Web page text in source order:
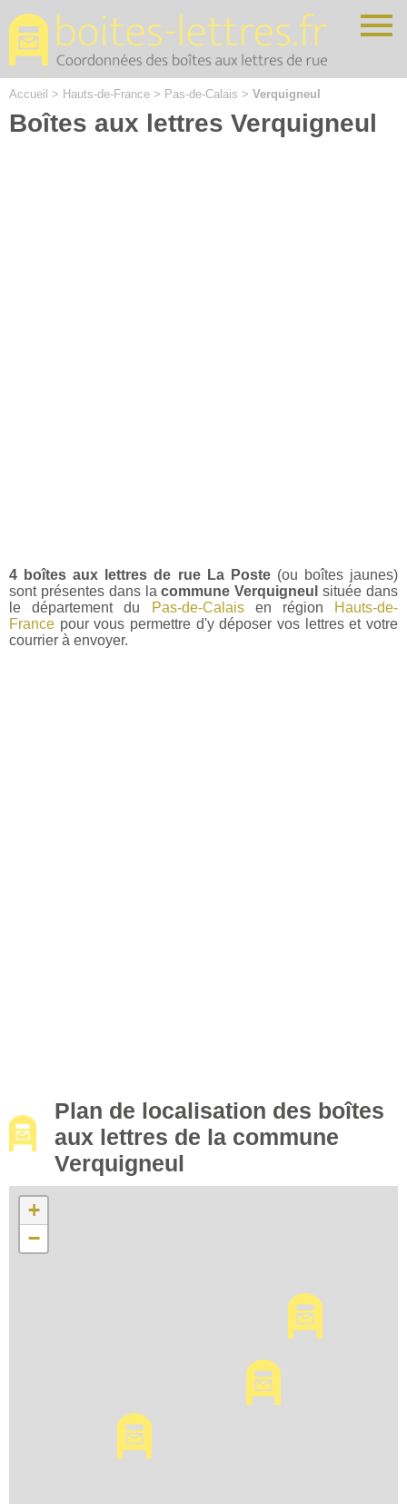
Accueil > Hauts-de-France > Pas-de-Calais > Verquigneul
Boîtes aux lettres Verquigneul
4 boîtes aux lettres de rue La Poste(ou boîtes jaunes)
sont présentes dans lacommune Verquigneul située dans
le département du
Pas-de-Calaisen région
Hauts-de-
France pour vous permettre d'y déposer vos lettres et votre
courrier à envoyer.
Plan de localisation des boîtes
aux lettres de la commune
Verquigneul
+
−